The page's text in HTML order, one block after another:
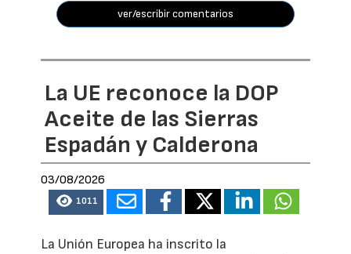
ver/escribir comentarios
La UE reconoce la DOP
Aceite de las Sierras
Espadán y Calderona
03/08/2026
1011
La Unión Europea ha inscrito la